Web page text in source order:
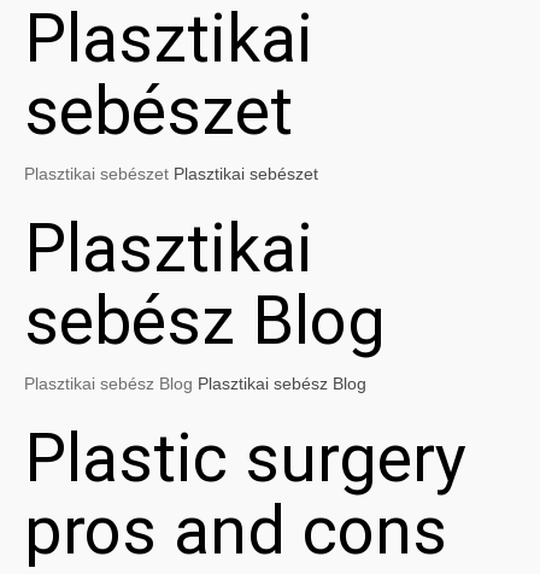
Plasztikai
sebészet
Plasztikai sebészet Plasztikai sebészet
Plasztikai
sebész Blog
Plasztikai sebész Blog Plasztikai sebész Blog
Plastic surgery
pros and cons